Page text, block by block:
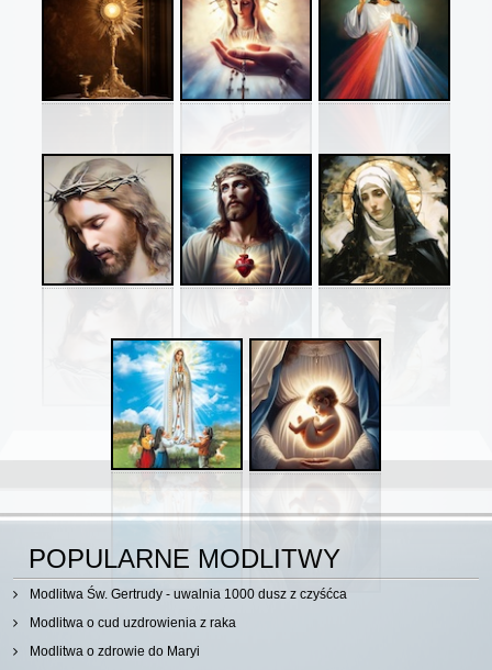
POPULARNE MODLITWY
Modlitwa Św. Gertrudy - uwalnia 1000 dusz z czyśćca
Modlitwa o cud uzdrowienia z raka
Modlitwa o zdrowie do Maryi